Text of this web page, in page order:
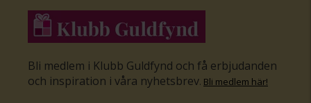
En av våra mest betydelsefulla kategorier är våra förlovningsringar och
vigselringar – symboler för löften, trygghet och framtidstro. Våra
diamantringar är framtagna för att fånga ögonblick som betyder allt, oavsett
Letar du efter något personligt till vardagen eller en present som verkligen
säger “jag tänker på dig”? Våra smycken passar lika fint till vardags som till
livets speciella tillfällen.
Bli medlem i Klubb Guldfynd och få erbjudanden
och inspiration i våra nyhetsbrev. Bli medlem här!